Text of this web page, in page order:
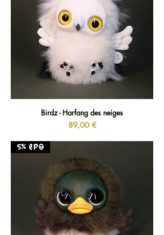
Birdz - Harfang des neiges
Prix
89,00 €
5% LPO